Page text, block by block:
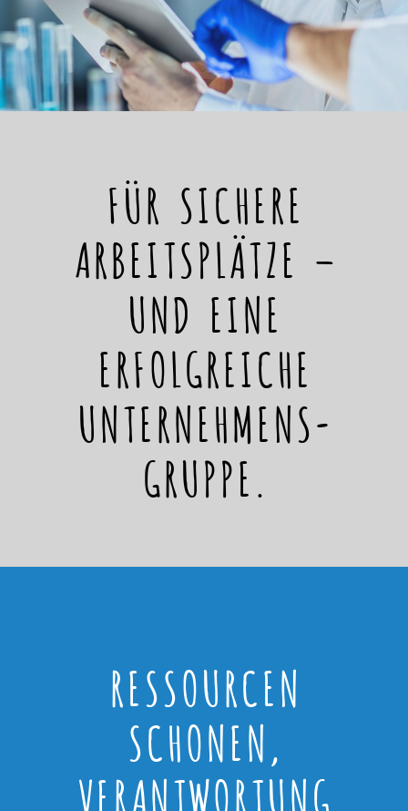
FÜR SICHERE
ARBEITSPLÄTZE –
UND EINE
ERFOLGREICHE
UNTERNEHMENS-
GRUPPE.
RESSOURCEN
SCHONEN,
VERANTWORTUNG